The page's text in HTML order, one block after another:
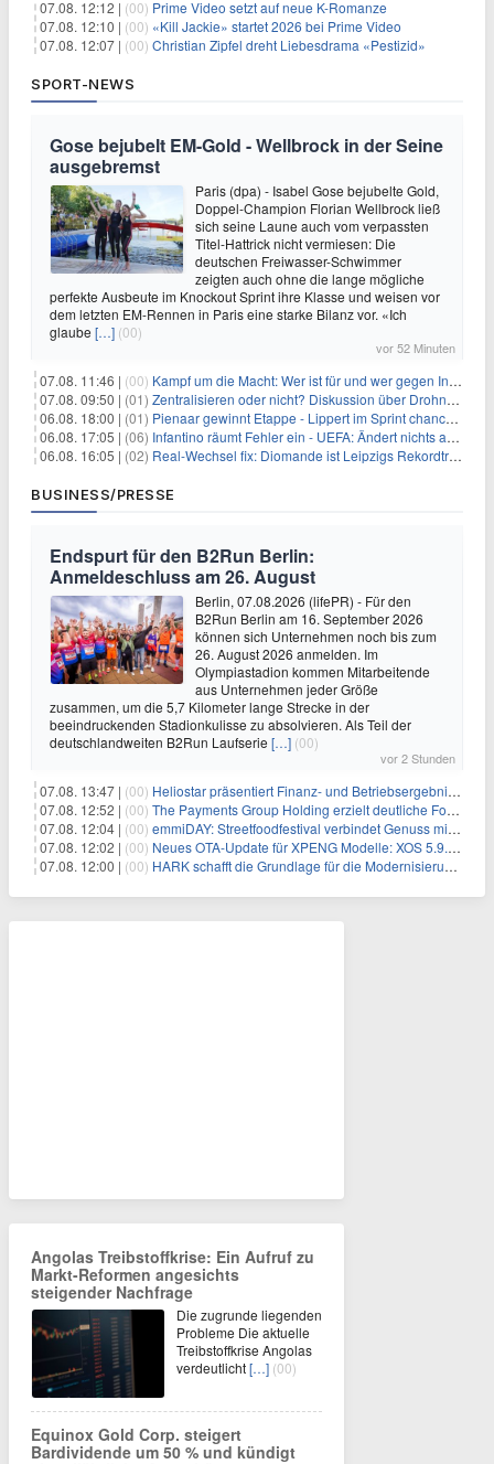
07.08. 12:12 | (00) Prime Video setzt auf neue K-Romanze
07.08. 12:10 | (00) «Kill Jackie» startet 2026 bei Prime Video
07.08. 12:07 | (00) Christian Zipfel dreht Liebesdrama «Pestizid»
SPORT-NEWS
Gose bejubelt EM-Gold - Wellbrock in der Seine
ausgebremst
Paris (dpa) - Isabel Gose bejubelte Gold,
Doppel-Champion Florian Wellbrock ließ
sich seine Laune auch vom verpassten
Titel-Hattrick nicht vermiesen: Die
deutschen Freiwasser-Schwimmer
zeigten auch ohne die lange mögliche
perfekte Ausbeute im Knockout Sprint ihre Klasse und weisen vor
dem letzten EM-Rennen in Paris eine starke Bilanz vor. «Ich
glaube […] (00)
vor 52 Minuten
07.08. 11:46 | (00) Kampf um die Macht: Wer ist für und wer gegen Infantino?
07.08. 09:50 | (01) Zentralisieren oder nicht? Diskussion über Drohnenabwehr
06.08. 18:00 | (01) Pienaar gewinnt Etappe - Lippert im Sprint chancenlos
06.08. 17:05 | (06) Infantino räumt Fehler ein - UEFA: Ändert nichts an Boykott
06.08. 16:05 | (02) Real-Wechsel fix: Diomande ist Leipzigs Rekordtransfer
BUSINESS/PRESSE
Endspurt für den B2Run Berlin:
Anmeldeschluss am 26. August
Berlin, 07.08.2026 (lifePR) - Für den
B2Run Berlin am 16. September 2026
können sich Unternehmen noch bis zum
26. August 2026 anmelden. Im
Olympiastadion kommen Mitarbeitende
aus Unternehmen jeder Größe
zusammen, um die 5,7 Kilometer lange Strecke in der
beeindruckenden Stadionkulisse zu absolvieren. Als Teil der
deutschlandweiten B2Run Laufserie […] (00)
vor 2 Stunden
07.08. 13:47 | (00) Heliostar präsentiert Finanz- und Betriebsergebnis für das zweite Quartal 2026 mit Goldproduktion und Barreserven in Rekordhöhe
07.08. 12:52 | (00) The Payments Group Holding erzielt deutliche Fortschritte bei ihren AI-Projekten
07.08. 12:04 | (00) emmiDAY: Streetfoodfestival verbindet Genuss mit Engagement gegen Brustkrebs
07.08. 12:02 | (00) Neues OTA-Update für XPENG Modelle: XOS 5.9.5 erweitert Sicherheits-, Lade- und Komfortfunktionen
07.08. 12:00 | (00) HARK schafft die Grundlage für die Modernisierung seiner IBM i-Anwendungen
Angolas Treibstoffkrise: Ein Aufruf zu
Markt-Reformen angesichts
steigender Nachfrage
Die zugrunde liegenden
Probleme Die aktuelle
Treibstoffkrise Angolas
verdeutlicht[…] (00)
Equinox Gold Corp. steigert
Bardividende um 50 % und kündigt